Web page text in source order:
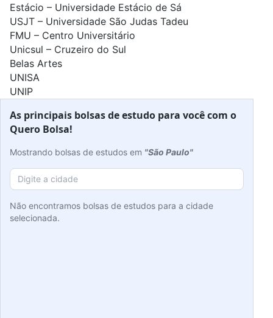
Estácio – Universidade Estácio de Sá
USJT – Universidade São Judas Tadeu
FMU – Centro Universitário
Unicsul – Cruzeiro do Sul
Belas Artes
UNISA
UNIP
As principais bolsas de estudo para você com o
Quero Bolsa!
Mostrando bolsas de estudos em "São Paulo"
Não encontramos bolsas de estudos para a cidade
selecionada.